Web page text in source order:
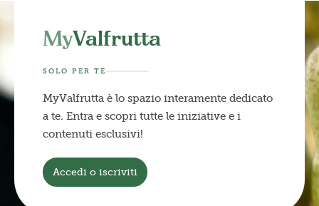
MyValfrutta
SOLO PER TE
MyValfrutta è lo spazio interamente dedicato
a te. Entra e scopri tutte le iniziative e i
contenuti esclusivi!
Accedi o iscriviti